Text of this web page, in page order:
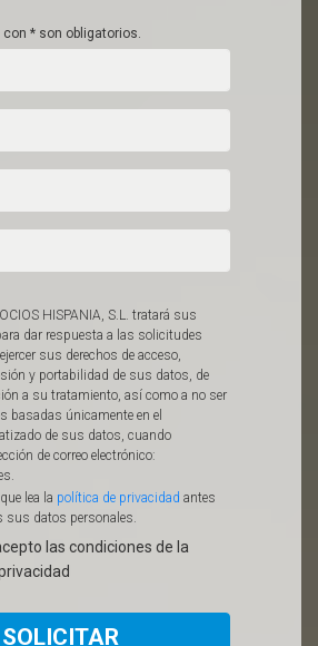
* son obligatorios.
HISPANIA, S.L. tratará sus
dar respuesta a las solicitudes
sus derechos de acceso,
y portabilidad de sus datos, de
a su tratamiento, así como a no ser
basadas únicamente en el
de sus datos, cuando
de correo electrónico:
lea la política de privacidad antes
sus datos personales.​
las condiciones de la
SOLICITAR